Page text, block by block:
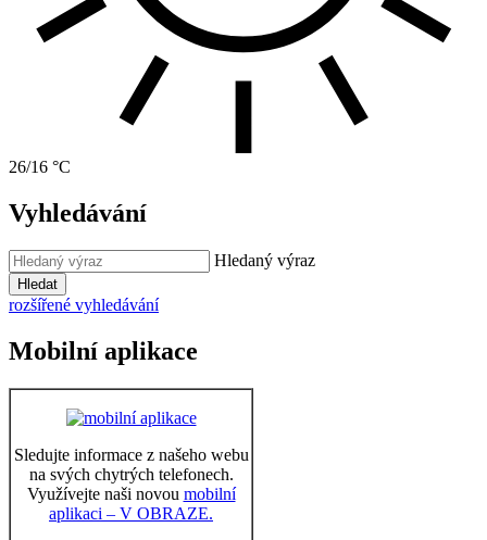
26/16 °C
Vyhledávání
Hledaný výraz
Hledat
rozšířené vyhledávání
Mobilní aplikace
Sledujte informace z našeho webu
na svých chytrých telefonech.
Využívejte naši novou mobilní
aplikaci – V OBRAZE.